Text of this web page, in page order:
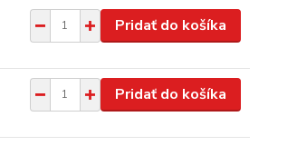
Pridať do košíka
Pridať do košíka